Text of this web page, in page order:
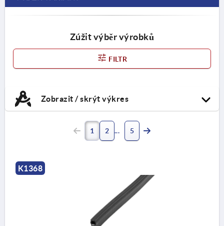
Zúžit výběr výrobků
FILTR
Zobrazit / skrýt výkres
1 2 5
K1368